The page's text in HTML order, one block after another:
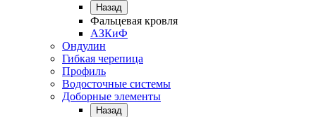
Назад
Фальцевая кровля
АЗКиФ
Ондулин
Гибкая черепица
Профиль
Водосточные системы
Доборные элементы
Назад